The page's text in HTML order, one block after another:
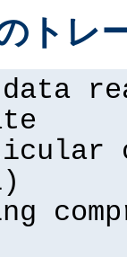
トレ